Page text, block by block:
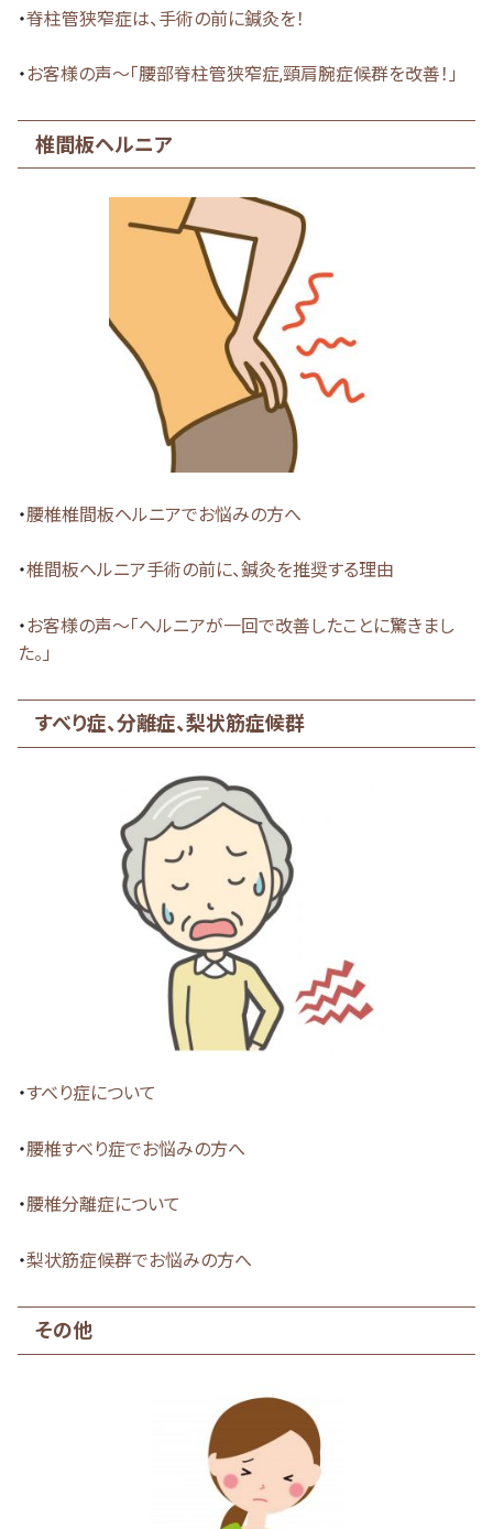
・脊柱管狭窄症は、手術の前に鍼灸を！
・お客様の声～「腰部脊柱管狭窄症,頸肩腕症候群を改善！」
椎間板ヘルニア
・腰椎椎間板ヘルニアでお悩みの方へ
・椎間板ヘルニア手術の前に、鍼灸を推奨する理由
・お客様の声～「ヘルニアが一回で改善したことに驚きまし
た。」
すべり症、分離症、梨状筋症候群
・すべり症について
・腰椎すべり症でお悩みの方へ
・腰椎分離症について
・梨状筋症候群でお悩みの方へ
その他